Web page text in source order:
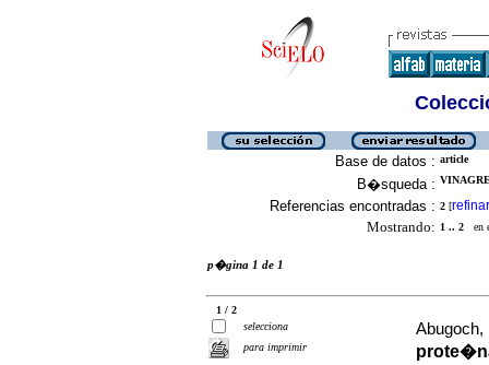
Base de datos : article
B�squeda :
Referencias encontradas : 2 [refinar
Mostrando: 1 .. 2 en
p�gina 1 de 1
1 / 2
selecciona
para imprimir
Abugoch,